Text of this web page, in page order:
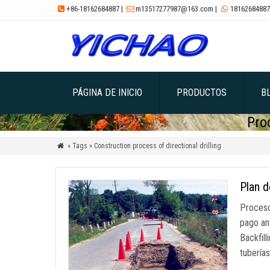
 +86-18162684887 | m13517277987@163.com |  18162684887
PÁGINA DE INICIO PRODUCTOS
 » Tags » Construction process of directional drilling
Plan
pago